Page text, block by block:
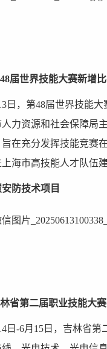
届世界技能大赛新增
日，第48届世界技能
人力资源和社会保障局
在充分发挥技能竞赛
海市高技能人才队伍建
防技术项目
省第二届职业技能大
日-6月15日，吉林省